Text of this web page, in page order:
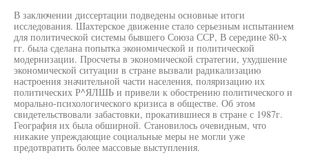
В заключении диссертации подведены основные итоги
исследования. Шахтерское движение стало серьезным испытанием
для политической системы бывшего Союза ССР, В середине 80-х
гг. была сделана попытка экономической и политической
модернизации. Просчеты в экономической стратегии, ухудшение
экономической ситуации в стране вызвали радикализацию
настроения значительной части населения, поляризацию их
политических Р^ЯЛШЬ и привели к обострению политического и
морально-психологического кризиса в обществе. Об этом
свидетельствовали забастовки, прокатившиеся в стране с 1987г.
География их была обширной. Становилось очевидным, что
никакие упреждающие социальные меры не могли уже
предотвратить более массовые выступления.